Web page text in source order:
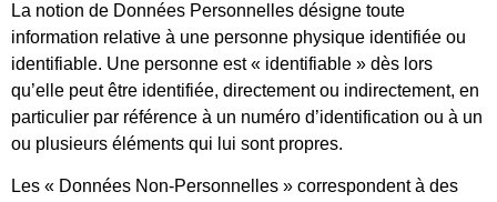
La notion de Données Personnelles désigne toute
information relative à une personne physique identifiée ou
identifiable. Une personne est « identifiable » dès lors
qu’elle peut être identifiée, directement ou indirectement, en
particulier par référence à un numéro d’identification ou à un
ou plusieurs éléments qui lui sont propres.
Les « Données Non-Personnelles » correspondent à des